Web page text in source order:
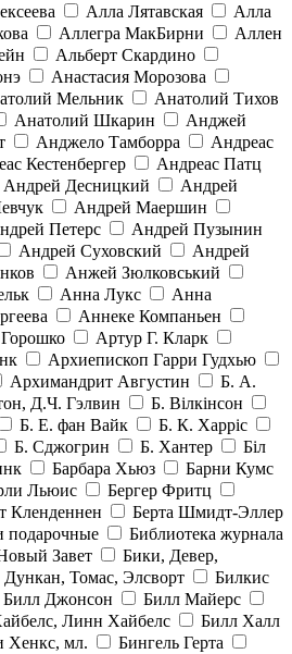
Алла Лятавская
Алла
Аллегра МакБирни
Аллен
Альберт Скардино
Анастасия Морозова
Мельник
Анатолий Тихов
Анатолий Шкарин
Анджей
Анджело Тамборра
Андреас
Кестенбергер
Андреас Патц
Андрей Десницкий
Андрей
Андрей Маершин
Петерс
Андрей Пузынин
Андрей Суховский
Андрей
Анжей Зюлковський
Анна Лукс
Анна
Аннеке Компаньен
Артур Г. Кларк
Архиепископ Гарри Гудхью
Архимандрит Августин
Б. А.
Д.Ч. Гэлвин
Б. Вілкінсон
Б. Е. фан Вайк
Б. К. Харріс
Б. Сджогрин Б. Хантер
Біл
Барбара Хьюз
Барни Кумс
Льюис
Бергер Фритц
Кленденнен
Берта Шмидт-Эллер
подарочные
Библиотека журнала
Завет
Бики, Девер,
Томас, Элсворт
Билкис
Билл Джонсон
Билл Майерс
Линн Хайбелс
Билл Халл
Хенкс, мл.
Бингель Герта